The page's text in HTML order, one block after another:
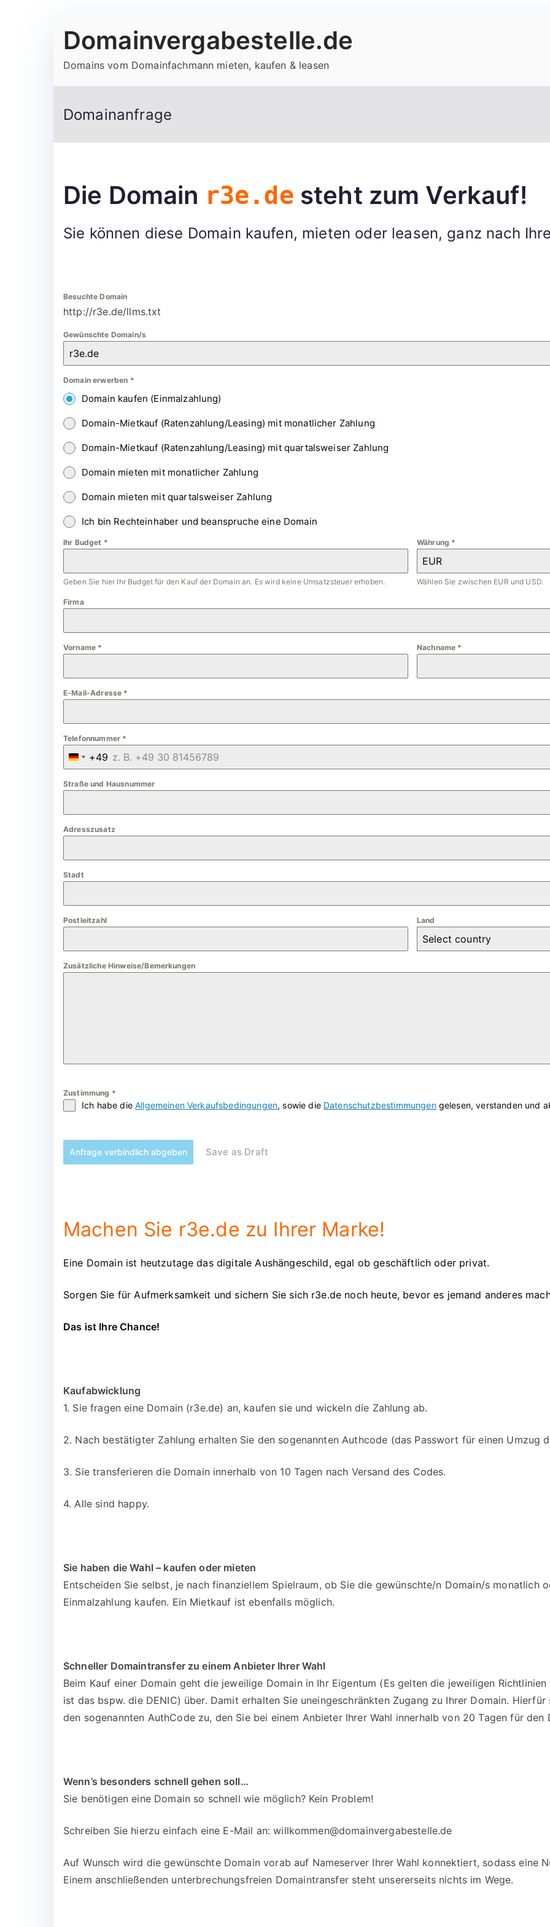
Inhalt
Domainvergabestelle.de
Domains vom Domainfachmann mieten, kaufen & leasen
Domainanfrage
Die Domain r3e.de steht zum Verkauf!
Sie können diese Domain kaufen, mieten oder leasen, ganz nach
Besuchte Domain
http://r3e.de/llms.txt
Gewünschte Domain/s
Domain erwerben *
Domain kaufen (Einmalzahlung)
Domain-Mietkauf (Ratenzahlung/Leasing) mit monatlicher Zahlung
Domain-Mietkauf (Ratenzahlung/Leasing) mit quartalsweiser Zahlung
Domain mieten mit monatlicher Zahlung
Domain mieten mit quartalsweiser Zahlung
Ich bin Rechteinhaber und beanspruche eine Domain
Ihr Budget *
Geben Sie hier Ihr Budget für den Kauf der Domain an. Es wird keine Umsatzsteuer erhoben.
Währung *
EUR
Wählen Sie zwischen EUR und USD.
Firma
Vorname * Nachname *
E-Mail-Adresse *
Telefonnummer *
G
e
m
a
+
9
+49
Straße und Hausnummer
Adresszusatz
Stadt
Postleitzahl Land
Select country
Zusätzliche Hinweise/Bemerkungen
Zustimmung *
Ich habe dieAllgemeinen Verkaufsbedingungen, sowie die Datenschutzbestimmungengelesen, verstanden und
Anfrage verbindlich abgeben Save as Draft
Machen Sie r3e.de zu Ihrer Marke!
Eine Domain ist heutzutage das digitale Aushängeschild, egal ob geschäftlich oder privat.
Sorgen Sie für Aufmerksamkeit und sichern Sie sich r3e.de noch heute, bevor es jemand anderes
Das ist Ihre Chance!
Kaufabwicklung
1. Sie fragen eine Domain (r3e.de) an, kaufen sie und wickeln die Zahlung ab.
2. Nach bestätigter Zahlung erhalten Sie den sogenannten Authcode (das Passwort für einen Umzug
3. Sie transferieren die Domain innerhalb von 10 Tagen nach Versand des Codes.
4. Alle sind happy.
Sie haben die Wahl – kaufen oder mieten
Entscheiden Sie selbst, je nach finanziellem Spielraum, ob Sie die gewünschte/n Domain/s monatlich
Einmalzahlung kaufen. Ein Mietkauf ist ebenfalls möglich.
Schneller Domaintransfer zu einem Anbieter Ihrer Wahl
Beim Kauf einer Domain geht die jeweilige Domain in Ihr Eigentum (Es gelten die jeweiligen
ist das bspw. die DENIC) über. Damit erhalten Sie uneingeschränkten Zugang zu Ihrer Domain.
den sogenannten AuthCode zu, den Sie bei einem Anbieter Ihrer Wahl innerhalb von 20 Tagen für den
Wenn’s besonders schnell gehen soll…
Sie benötigen eine Domain so schnell wie möglich? Kein Problem!
Schreiben Sie hierzu einfach eine E-Mail an:willkommen@domainvergabestelle.de
Auf Wunsch wird die gewünschte Domain vorab auf Nameserver Ihrer Wahl konnektiert, sodass eine
Einem anschließenden unterbrechungsfreien Domaintransfer steht unsererseits nichts im Wege.